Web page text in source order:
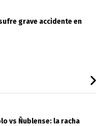
grave accidente en
vs Ñublense: la racha